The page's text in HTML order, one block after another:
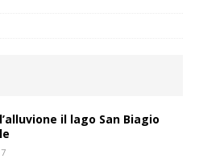
il lago San Biagio